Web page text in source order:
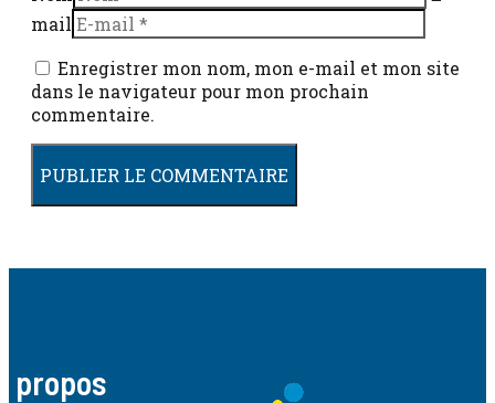
mail
Enregistrer mon nom, mon e-mail et mon site
dans le navigateur pour mon prochain
commentaire.
propos